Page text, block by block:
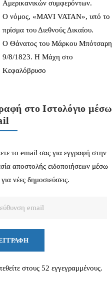
Αμερικανικών συμφερόντων.
Ο νόμος, «MAVI VATAN», υπό το
πρίσμα του Διεθνούς Δικαίου.
Ο Θάνατος του Μάρκου Μπότσαρη
9/8/1823. Η Μάχη στο
Κεφαλόβρυσο
στο Ιστολόγιο μέσω
το email σας για εγγραφή στην
αποστολής ειδοποιήσεων μέσω
νέες δημοσιεύσεις.
στους 52 εγγεγραμμένους.